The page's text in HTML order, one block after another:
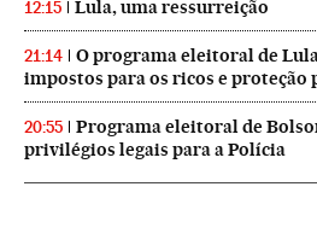
12:15 Lula, uma ressurreição
21:14
O programa eleitoral de
impostos para os ricos e proteção
20:55
Programa eleitoral de
privilégios legais para a Polícia